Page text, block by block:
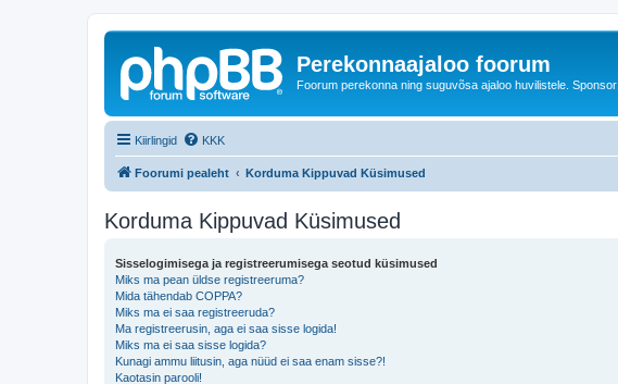
Perekonnaajaloo foorum
Foorum perekonna ning suguvõsa ajaloo huvilistele.
Kiirlingid KKK
Foorumi pealeht Korduma Kippuvad Küsimused
Korduma Kippuvad Küsimused
Sisselogimisega ja registreerumisega seotud küsimused
Miks ma pean üldse registreeruma?
Mida tähendab COPPA?
Miks ma ei saa registreeruda?
Ma registreerusin, aga ei saa sisse logida!
Miks ma ei saa sisse logida?
Kunagi ammu liitusin, aga nüüd ei saa enam sisse?!
Kaotasin parooli!